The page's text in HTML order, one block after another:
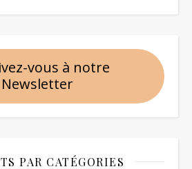
vous à notre
Newsletter
PAR CATÉGORIES